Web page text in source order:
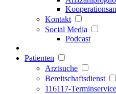
Kontakt
Social Media
Podcast
Patienten
Arztsuche
Bereitschaftsdienst
116117-Terminservice